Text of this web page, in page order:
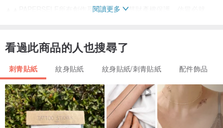
▲▲PAPERSELF所有創作及圖片擁有智慧財產權保護，仿冒必就。
【產地/製造方式 】
倫敦設計 / 中國製造
— — — — — — — — — — — — —
【 品牌理念 】
閱讀更多
看過此商品的人也搜尋了
刺青貼紙 紋身貼紙 紋身貼紙/刺青貼紙 配件飾品